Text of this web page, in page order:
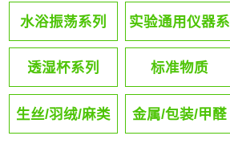
水浴振荡系列 实验通用仪器系
列
透湿杯系列 标准物质
生丝/羽绒/麻类 金属/包装/甲醛